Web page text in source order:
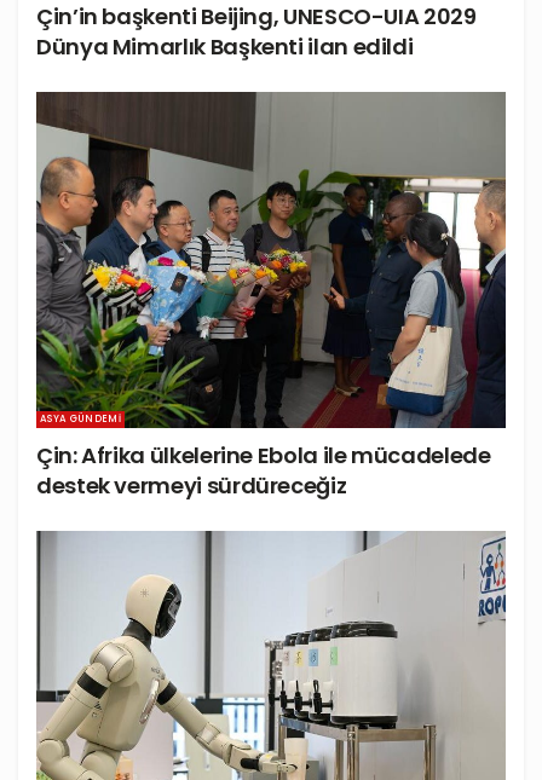
Çin’in başkenti Beijing, UNESCO-UIA 2029
Dünya Mimarlık Başkenti ilan edildi
ASYA GÜNDEMI
Çin: Afrika ülkelerine Ebola ile mücadelede
destek vermeyi sürdüreceğiz